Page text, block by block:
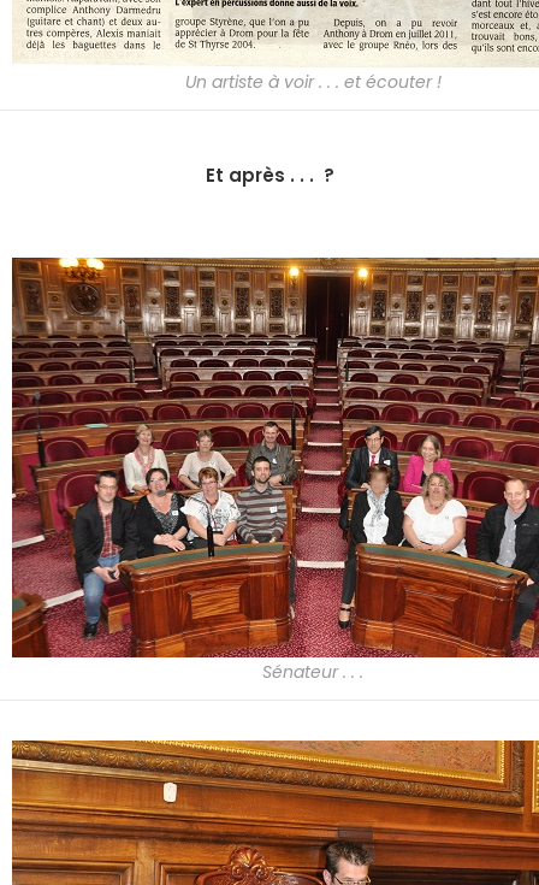
Un artiste à voir . . . et écouter !
Et après . . . ?
Sénateur . . .